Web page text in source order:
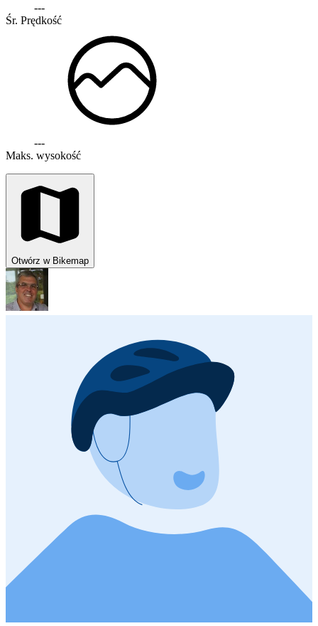
---
Śr. Prędkość
---
Maks. wysokość
Otwórz w Bikemap